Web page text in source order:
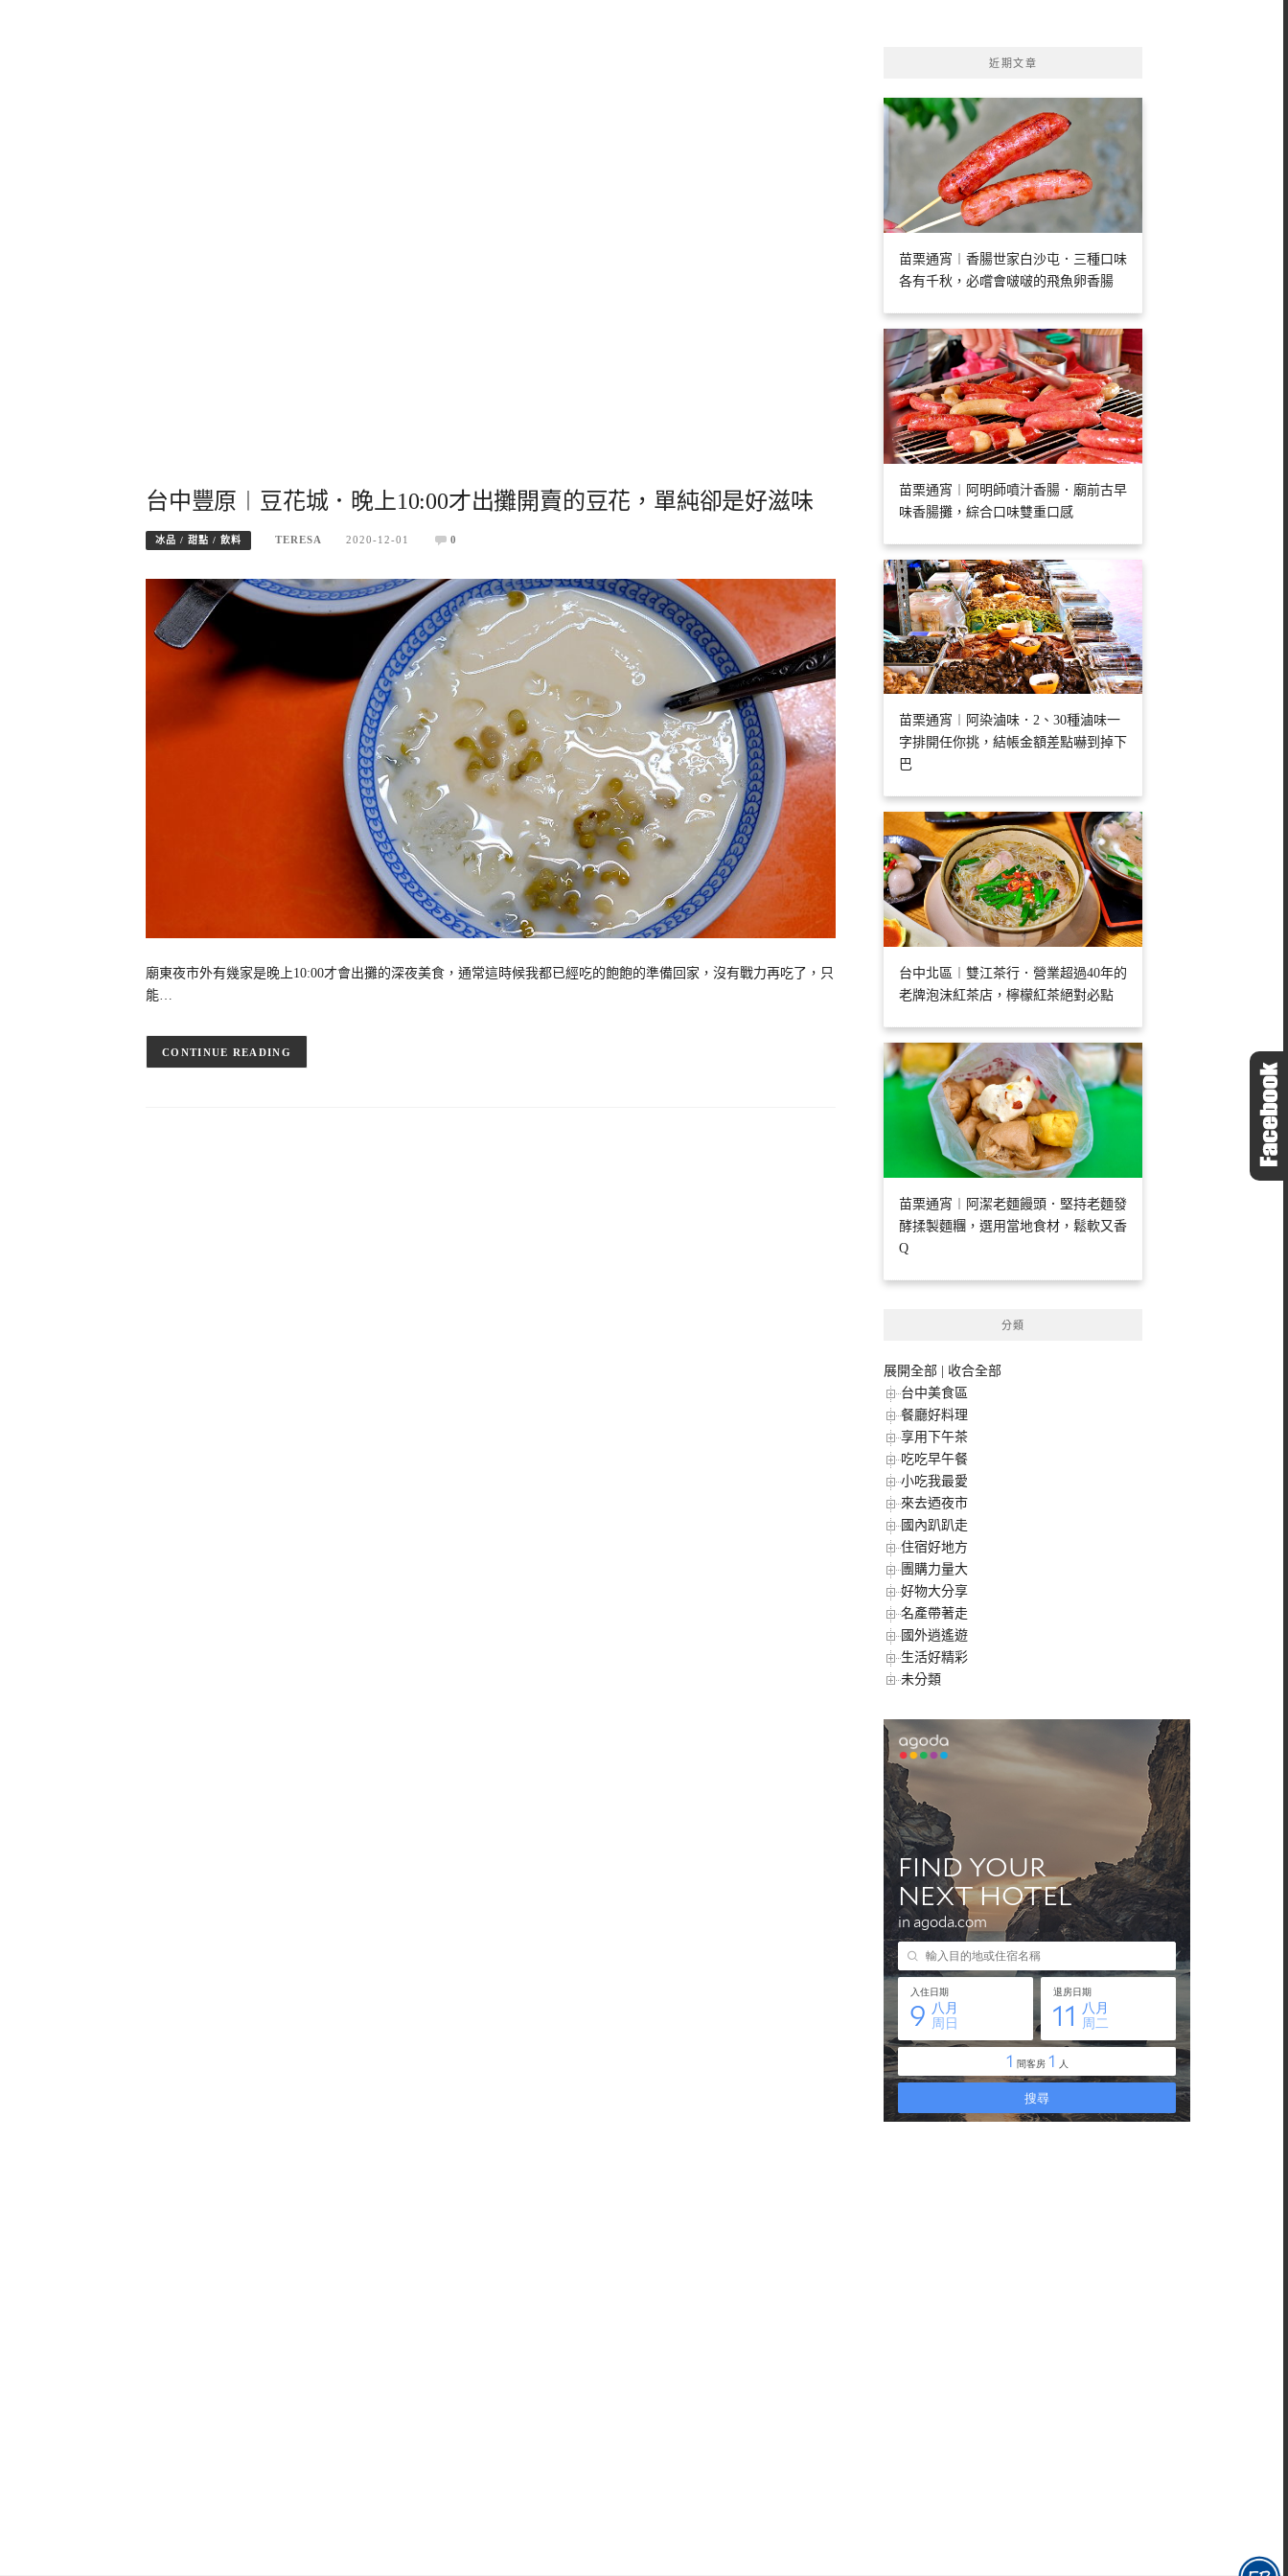
台中豐原︱豆花城．晚上10:00才出攤開賣的豆花，單純卻是好滋味
冰品 / 甜點 / 飲料 TERESA 2020-12-01 0
廟東夜市外有幾家是晚上10:00才會出攤的深夜美食，通常這時候我都已經吃的飽飽的準備回家，沒有戰力再吃了，只
能…
CONTINUE READING
近期文章
苗栗通宵︱香腸世家白沙屯．三種口味
各有千秋，必嚐會啵啵的飛魚卵香腸
苗栗通宵︱阿明師噴汁香腸．廟前古早
味香腸攤，綜合口味雙重口感
苗栗通宵︱阿染滷味．2、30種滷味一
字排開任你挑，結帳金額差點嚇到掉下
巴
台中北區︱雙江茶行．營業超過40年的
老牌泡沫紅茶店，檸檬紅茶絕對必點
苗栗通宵︱阿潔老麵饅頭．堅持老麵發
酵揉製麵糰，選用當地食材，鬆軟又香
Q
分類
展開全部
收合全部
台中美食區
餐廳好料理
享用下午茶
吃吃早午餐
小吃我最愛
來去迺夜市
國內趴趴走
住宿好地方
團購力量大
好物大分享
名產帶著走
國外逍遙遊
生活好精彩
未分類